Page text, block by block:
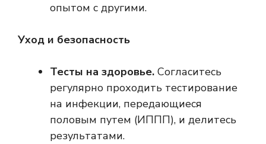
опытом с другими.
Уход и безопасность
Тесты на здоровье. Согласитесь
регулярно проходить тестирование
на инфекции, передающиеся
половым путем (ИППП), и делитесь
результатами.